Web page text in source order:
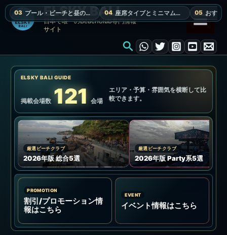
内
容
ELSKY BALI
日本で唯一のBeachClub専門情報
サイト
検
索
ELSKY BALI GUIDE
掲載会場数 121 会場
エリア・予算・雰囲気を横断して比
較できます。
厳選ビーチクラブ
2026年版 総合5選
厳選ビーチクラブ
2026年版 Party系5選
PROMOTION
割引/プロモーション情
報はこちら
EVENT
イベント情報はこちら